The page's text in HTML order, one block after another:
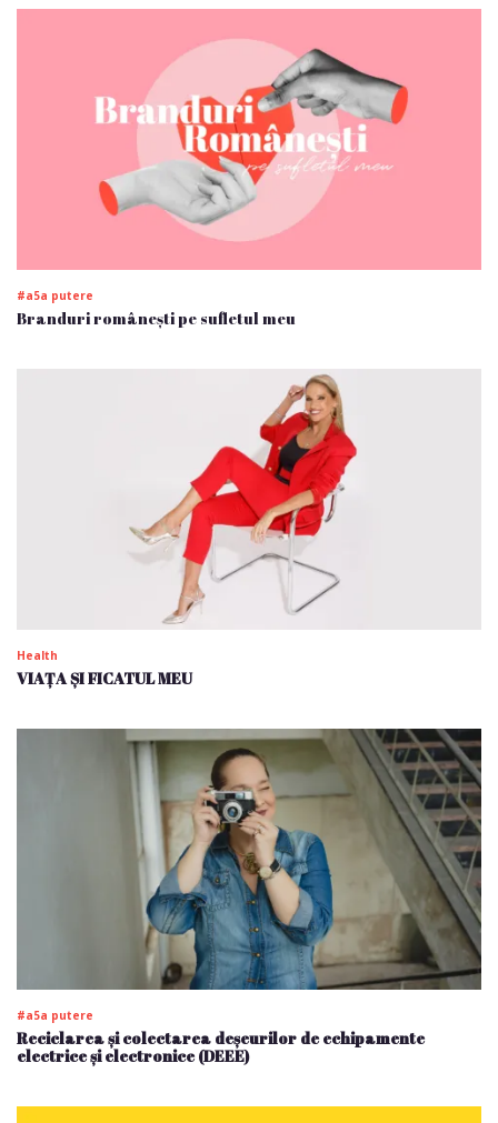
#a5a putere
Branduri românești pe sufletul meu
Health
VIAȚA ȘI FICATUL MEU
#a5a putere
Reciclarea și colectarea deșeurilor de echipamente
electrice și electronice (DEEE)